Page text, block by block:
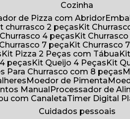
Cozinha
de Pizza com Abridor
churrasco 2 peças Kit
Churrasco 4 peças Kit
Churrasco 7 peça Kit Churrasco
Kit Pizza 2 Peças com Tábua
4 peças Kit Queijo 4 Peças Kit
Para Churrasco com 8 peças
Moedor de Pimenta
Manual Processador de
com Canaleta
Timer Digital
Cuidados pessoais